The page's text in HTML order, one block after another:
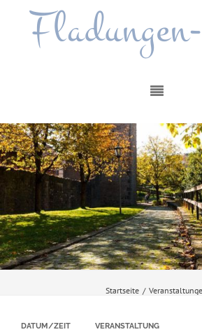
Startseite /
DATUM/ZEIT VERANSTALTUNG